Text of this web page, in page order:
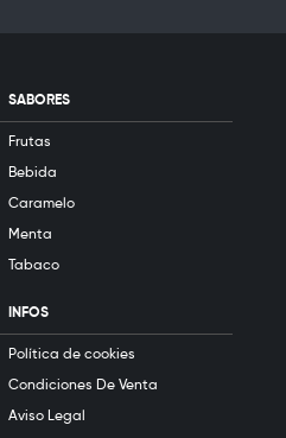
SABORES
Frutas
Bebida
Caramelo
Menta
Tabaco
INFOS
Política de cookies
Condiciones De Venta
Aviso Legal